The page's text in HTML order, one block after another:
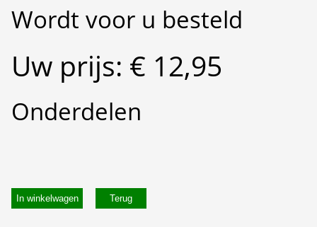
Wordt voor u besteld
Uw prijs: € 12,95
Onderdelen
In winkelwagen